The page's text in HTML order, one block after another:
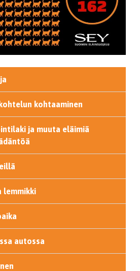
kohtaaminen
ja muuta eläimiä
lemmikki
autossa